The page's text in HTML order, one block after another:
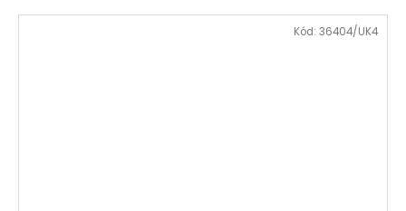
Kód: 36404/UK4